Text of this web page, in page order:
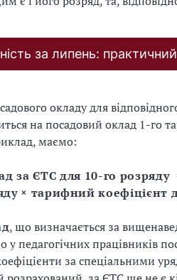
за липень: практичний
окладу для
на посадовий оклад 1-го
маємо:
за ЄТС для 10-го
× тарифний коефіцієнт
, що визначається за
педагогічних працівників
за спеціальними